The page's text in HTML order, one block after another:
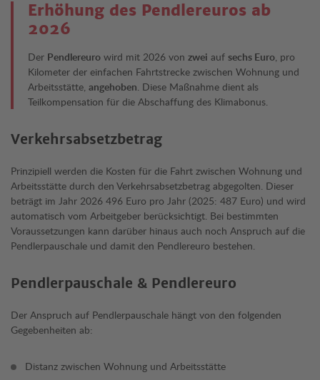
Erhöhung des Pendlereuros ab
2026
Der Pendlereuro wird mit 2026 von zwei auf sechs Euro, pro
Kilometer der einfachen Fahrtstrecke zwischen Wohnung und
Arbeitsstätte, angehoben. Diese Maßnahme dient als
Teilkompensation für die Abschaffung des Klimabonus.
Verkehrsabsetzbetrag
Prinzipiell werden die Kosten für die Fahrt zwischen Wohnung und
Arbeitsstätte durch den Verkehrsabsetzbetrag abgegolten. Dieser
beträgt im Jahr 2026 496 Euro pro Jahr (2025: 487 Euro) und wird
automatisch vom Arbeitgeber berücksichtigt. Bei bestimmten
Voraussetzungen kann darüber hinaus auch noch Anspruch auf die
Pendlerpauschale und damit den Pendlereuro bestehen.
Pendlerpauschale & Pendlereuro
Der Anspruch auf Pendlerpauschale hängt von den folgenden
Gegebenheiten ab:
Distanz zwischen Wohnung und Arbeitsstätte